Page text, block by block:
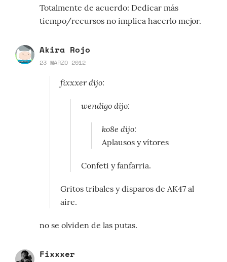
Totalmente de acuerdo: Dedicar más
tiempo/recursos no implica hacerlo mejor.
Akira Rojo
23 MARZO 2012
fixxxer dijo:
wendigo dijo:
ko8e dijo:
Aplausos y vítores
Confeti y fanfarria.
Gritos tribales y disparos de AK47 al
aire.
no se olviden de las putas.
Fixxxer